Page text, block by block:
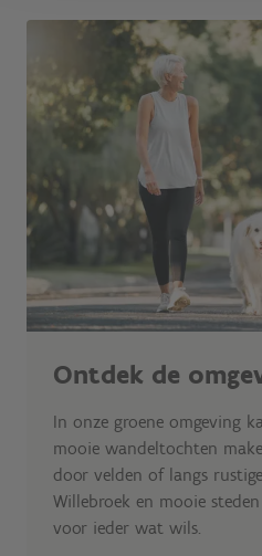
Ontdek de
In onze groene omgeving
mooie wandeltochten
door velden of langs
Willebroek en mooie
voor ieder wat wils.